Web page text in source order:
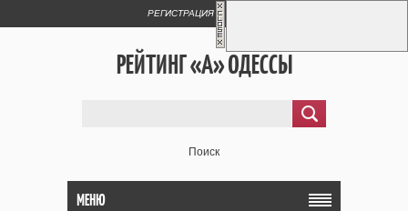
РЕГИСТРАЦИЯ
РЕЙТИНГ «А» ОДЕССЫ
Поиск
МЕНЮ